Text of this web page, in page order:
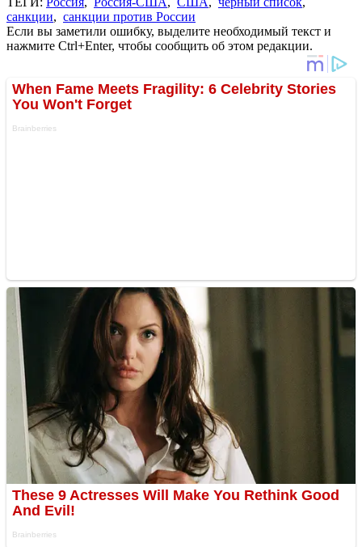
санкции, санкции против России
Если вы заметили ошибку, выделите необходимый текст и
нажмите Ctrl+Enter, чтобы сообщить об этом редакции.